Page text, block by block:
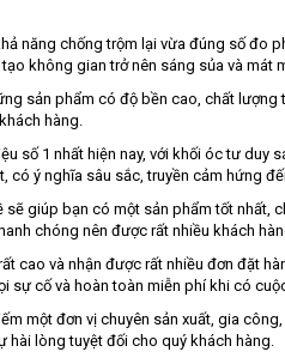
năng chống trộm lại vừa đúng số đo
không gian trở nên sáng sủa và mát
sản phẩm có độ bền cao, chất
hàng.
số 1 nhất hiện nay, với khối óc tư
có ý nghĩa sâu sắc, truyền cảm hứng
giúp bạn có một sản phẩm tốt
chóng nên được rất nhiều khách
và nhận được rất nhiều đơn đặt
sự cố và hoàn toàn miễn phí khi có
một đơn vị chuyên sản xuất, gia
hài lòng tuyệt đối cho quý khách hàng.